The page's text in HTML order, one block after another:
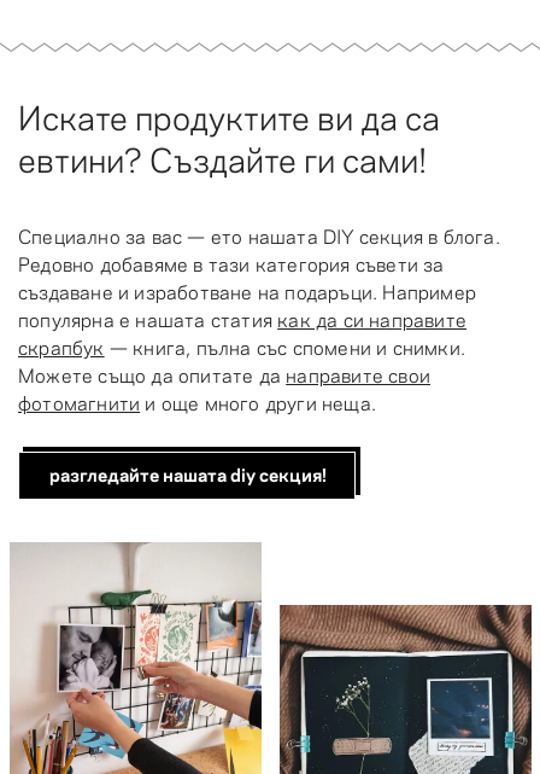
Искате продуктите ви да са
евтини? Създайте ги сами!
Специално за вас — ето нашата DIY секция в блога.
Редовно добавяме в тази категория съвети за
създаване и изработване на подаръци. Например
популярна е нашата статия как да си направите
скрапбук — книга, пълна със спомени и снимки.
Можете също да опитате да направите свои
фотомагнити и още много други неща.
разгледайте нашата diy секция!